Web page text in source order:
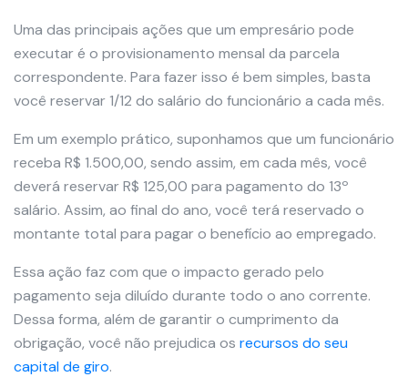
Uma das principais ações que um empresário pode
executar é o provisionamento mensal da parcela
correspondente. Para fazer isso é bem simples, basta
você reservar 1/12 do salário do funcionário a cada mês.
Em um exemplo prático, suponhamos que um funcionário
receba R$ 1.500,00, sendo assim, em cada mês, você
deverá reservar R$ 125,00 para pagamento do 13º
salário. Assim, ao final do ano, você terá reservado o
montante total para pagar o benefício ao empregado.
Essa ação faz com que o impacto gerado pelo
pagamento seja diluído durante todo o ano corrente.
Dessa forma, além de garantir o cumprimento da
obrigação, você não prejudica os recursos do seu
capital de giro.